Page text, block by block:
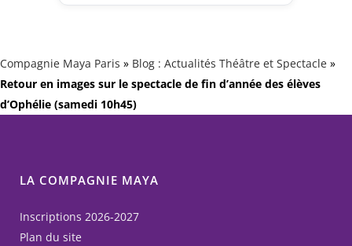
Compagnie Maya Paris » Blog : Actualités Théâtre et Spectacle »
Retour en images sur le spectacle de fin d’année des élèves
d’Ophélie (samedi 10h45)
LA COMPAGNIE MAYA
Inscriptions 2026-2027
Plan du site